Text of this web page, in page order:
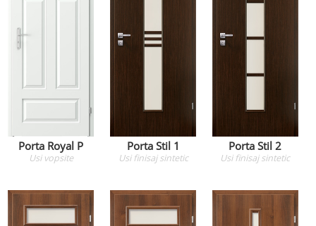
Porta Royal P
Usi vopsite
Porta Stil 1
Usifinisaj sintetic
Porta Stil 2
Usifinisaj sintetic